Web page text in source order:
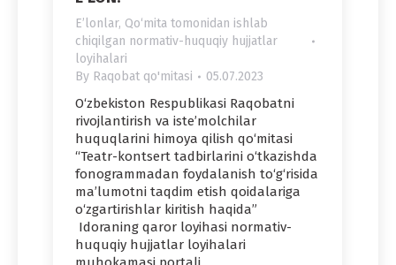
Eʼlonlar, Qo‘mita tomonidan ishlab
chiqilgan normativ-huquqiy hujjatlar
loyihalari
By Raqobat qo'mitasi 05.07.2023
O‘zbekiston Respublikasi Raqobatni
rivojlantirish va iste’molchilar
huquqlarini himoya qilish qo‘mitasi
“Teatr-kontsert tadbirlarini o‘tkazishda
fonogrammadan foydalanish to‘g‘risida
maʼlumotni taqdim etish qoidalariga
o‘zgartirishlar kiritish haqida”
Idoraning qaror loyihasi normativ-
huquqiy hujjatlar loyihalari